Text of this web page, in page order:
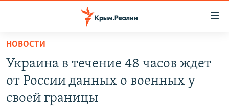
Вернуться
основному
содержанию
Вернутся
СПЕЦПРОЕКТЫ
ГРУЗ 200
НОВОСТИ
Украина в течение 48 часов ждет
от России данных о военных у
своей границы